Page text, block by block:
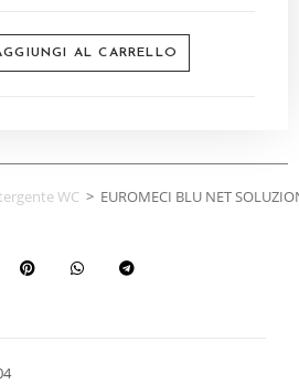
AL CARRELLO
WC > EUROMECI BLU NET